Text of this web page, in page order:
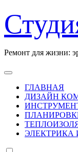
к
содержанию
Ремонт для жизни:
ГЛАВНАЯ
ДИЗАЙН
ЭЛЕКТРИКА